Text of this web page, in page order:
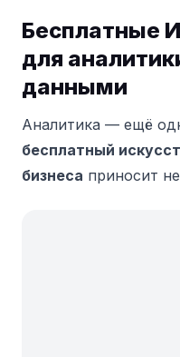
Бесплатные
для
данными
Аналитика — ещё
бесплатный
бизнеса приносит